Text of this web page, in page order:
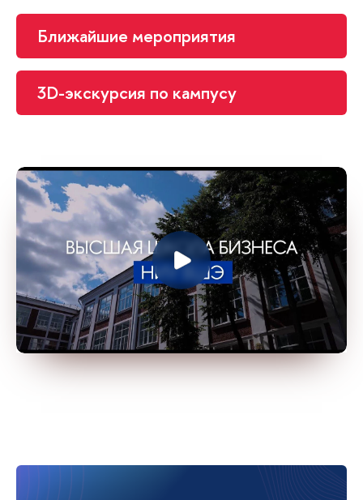
Ближайшие мероприятия
3D-экскурсия по кампусу